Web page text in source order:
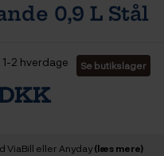
0,9 L Stål
1-2 hverdage Se butikslager
ViaBill eller Anyday(læs mere)